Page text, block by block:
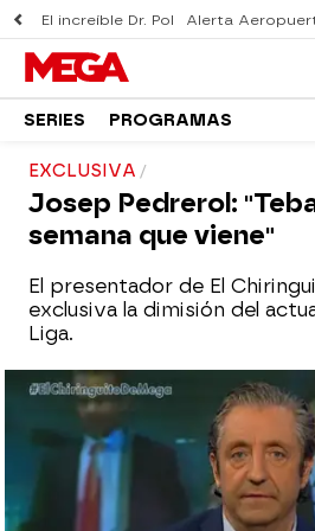
El increíble Dr. Pol Alerta
SERIES PROGRAMAS
EXCLUSIVA
Josep Pedrerol:
semana que viene"
El presentador de El
exclusiva la dimisión del
Liga.